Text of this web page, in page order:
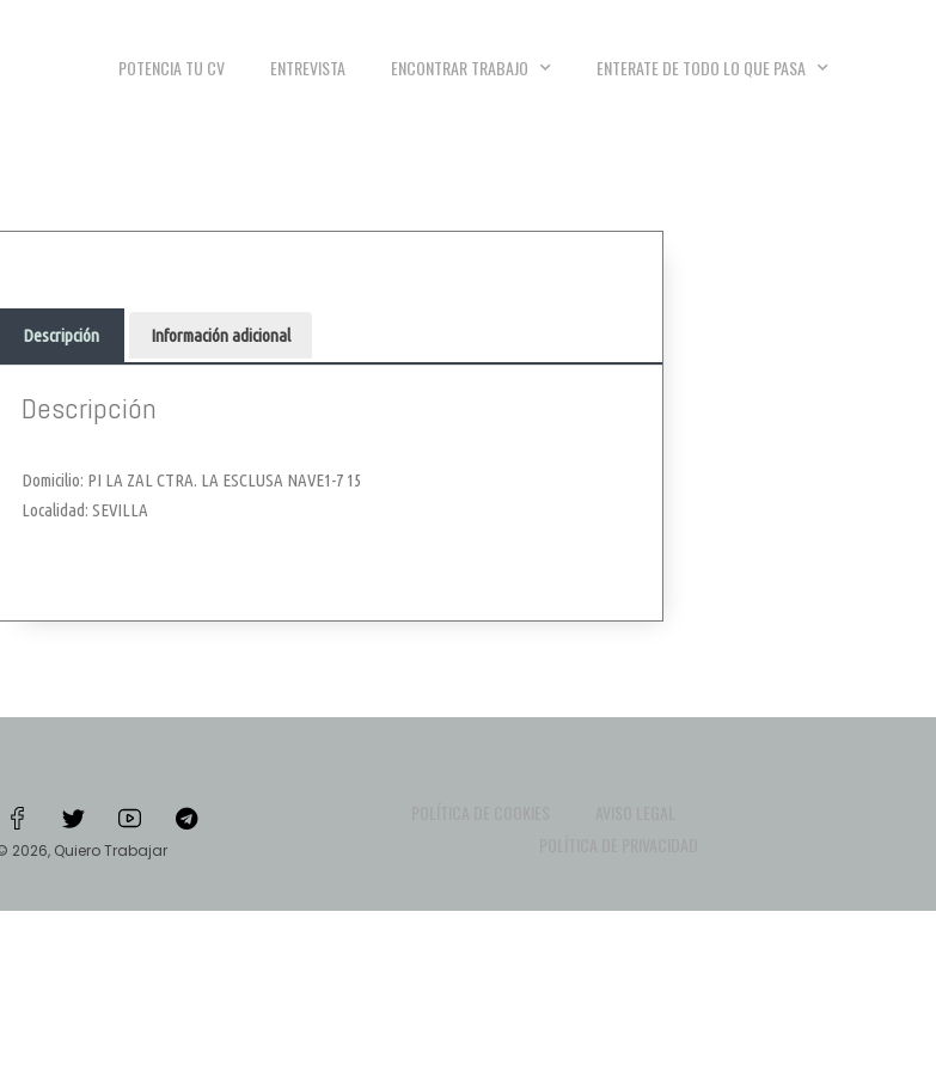
POTENCIA TU CV ENTREVISTA ENCONTRAR TRABAJO ENTERATE DE TODO LO QUE PASA
Descripción Información adicional
Descripción
Domicilio: PI LA ZAL CTRA. LA ESCLUSA NAVE1-7 15
Localidad: SEVILLA
2026, Quiero Trabajar